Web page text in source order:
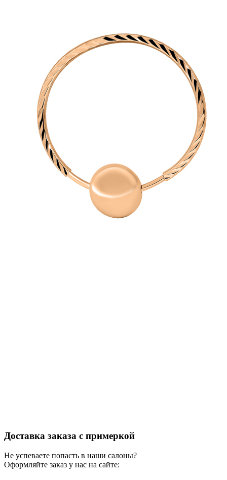
Доставка заказа с примеркой
Не успеваете попасть в наши салоны?
Оформляйте заказ у нас на сайте: